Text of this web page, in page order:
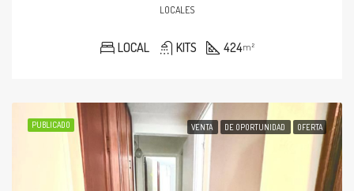
LOCALES
LOCAL KITS 424m²
PUBLICADO VENTA DE OPORTUNIDAD OFERTA